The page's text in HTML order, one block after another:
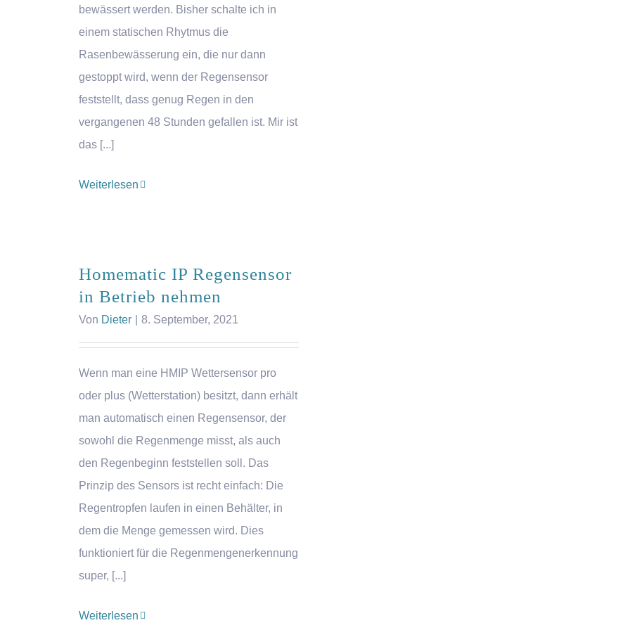
bewässert werden. Bisher schalte ich in
einem statischen Rhytmus die
Rasenbewässerung ein, die nur dann
gestoppt wird, wenn der Regensensor
feststellt, dass genug Regen in den
vergangenen 48 Stunden gefallen ist. Mir ist
das [...]
Weiterlesen
Homematic IP Regensensor
in Betrieb nehmen
Von Dieter 8. September, 2021
Wenn man eine HMIP Wettersensor pro
oder plus (Wetterstation) besitzt, dann erhält
man automatisch einen Regensensor, der
sowohl die Regenmenge misst, als auch
den Regenbeginn feststellen soll. Das
Prinzip des Sensors ist recht einfach: Die
Regentropfen laufen in einen Behälter, in
dem die Menge gemessen wird. Dies
funktioniert für die Regenmengenerkennung
super, [...]
Weiterlesen